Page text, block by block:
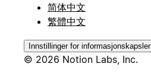
简体中文
繁體中文
Innstillinger for informasjonskapsler
© 2026 Notion Labs, Inc.